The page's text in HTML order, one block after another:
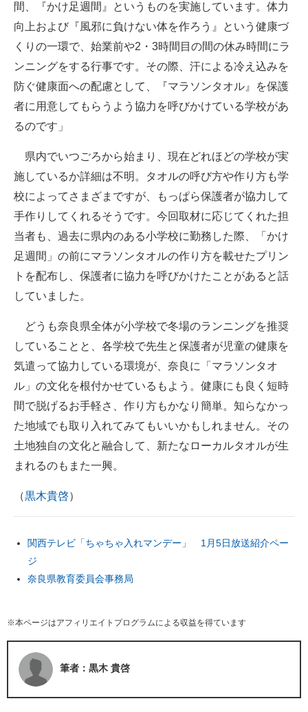
間、『かけ足週間』というものを実施しています。体力
向上および『風邪に負けない体を作ろう』という健康づ
くりの一環で、始業前や2・3時間目の間の休み時間にラ
ンニングをする行事です。その際、汗による冷え込みを
防ぐ健康面への配慮として、『マラソンタオル』を保護
者に用意してもらうよう協力を呼びかけている学校があ
るのです」
県内でいつごろから始まり、現在どれほどの学校が実
施しているか詳細は不明。タオルの呼び方や作り方も学
校によってさまざまですが、もっぱら保護者が協力して
手作りしてくれるそうです。今回取材に応じてくれた担
当者も、過去に県内のある小学校に勤務した際、「かけ
足週間」の前にマラソンタオルの作り方を載せたプリン
トを配布し、保護者に協力を呼びかけたことがあると話
していました。
どうも奈良県全体が小学校で冬場のランニングを推奨
していることと、各学校で先生と保護者が児童の健康を
気遣って協力している環境が、奈良に「マラソンタオ
ル」の文化を根付かせているもよう。健康にも良く短時
間で脱げるお手軽さ、作り方もかなり簡単。知らなかっ
た地域でも取り入れてみてもいいかもしれません。その
土地独自の文化と融合して、新たなローカルタオルが生
まれるのもまた一興。
（黒木貴啓）
関西テレビ「ちゃちゃ入れマンデー」 1月5日放送紹介ペー
ジ
奈良県教育委員会事務局
※本ページはアフィリエイトプログラムによる収益を得ています
筆者：黒木 貴啓